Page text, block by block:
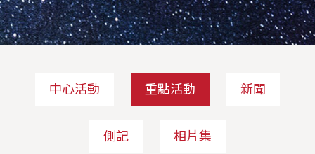
中心活動 重點活動 新聞
側記 相片集